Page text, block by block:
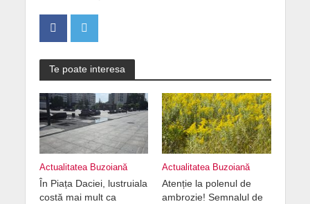
Te poate interesa
Actualitatea Buzoiană
În Piața Daciei, lustruiala
costă mai mult ca
Actualitatea Buzoiană
Atenție la polenul de
ambrozie! Semnalul de